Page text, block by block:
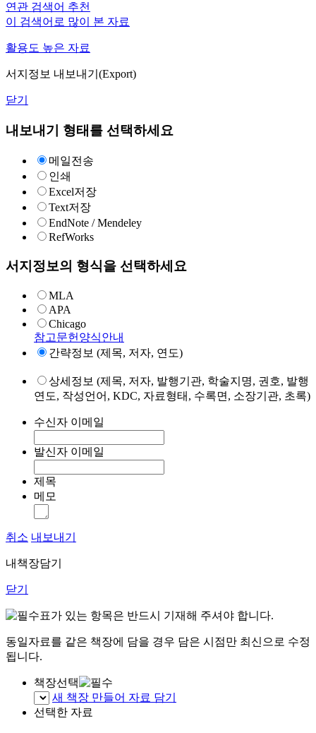
연관 검색어 추천
이 검색어로 많이 본 자료
활용도 높은 자료
서지정보 내보내기(Export)
닫기
내보내기 형태를 선택하세요
메일전송
인쇄
Excel저장
Text저장
EndNote / Mendeley
RefWorks
서지정보의 형식을 선택하세요
MLA
APA
Chicago
참고문헌양식안내
간략정보 (제목, 저자, 연도)
상세정보 (제목, 저자, 발행기관, 학술지명, 권호, 발행
연도, 작성언어, KDC, 자료형태, 수록면, 소장기관, 초록)
수신자 이메일
발신자 이메일
제목
메모
취소 내보내기
내책장담기
닫기
표가 있는 항목은 반드시 기재해 주셔야 합니다.
동일자료를 같은 책장에 담을 경우 담은 시점만 최신으로 수정
됩니다.
책장선택
새 책장 만들어 자료 담기
선택한 자료